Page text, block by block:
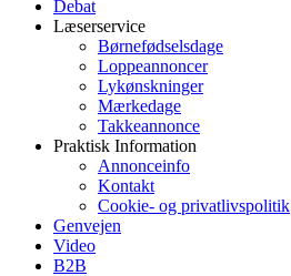
Debat
Læserservice
Børnefødselsdage
Loppeannoncer
Lykønskninger
Mærkedage
Takkeannonce
Praktisk Information
Annonceinfo
Kontakt
Cookie- og privatlivspolitik
Genvejen
Video
B2B